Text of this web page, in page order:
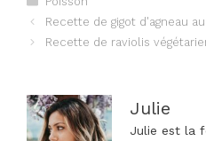
Navigation
des
Recette de gigot d'agneau
Recette de raviolis
Julie
Julie est la